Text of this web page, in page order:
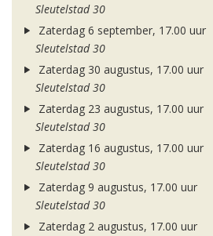
Sleutelstad 30
Zaterdag 6 september, 17.00 uur
Sleutelstad 30
Zaterdag 30 augustus, 17.00 uur
Sleutelstad 30
Zaterdag 23 augustus, 17.00 uur
Sleutelstad 30
Zaterdag 16 augustus, 17.00 uur
Sleutelstad 30
Zaterdag 9 augustus, 17.00 uur
Sleutelstad 30
Zaterdag 2 augustus, 17.00 uur